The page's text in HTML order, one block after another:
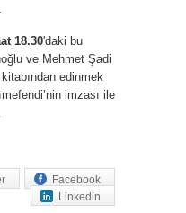
18.30'daki bu
ve Mehmet Şadi
kitabından edinmek
imzası ile
Facebook
Linkedin